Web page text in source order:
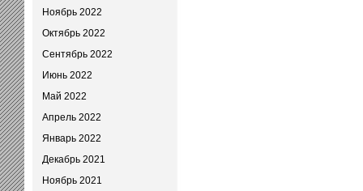
Ноябрь 2022
Октябрь 2022
Сентябрь 2022
Июнь 2022
Май 2022
Апрель 2022
Январь 2022
Декабрь 2021
Ноябрь 2021